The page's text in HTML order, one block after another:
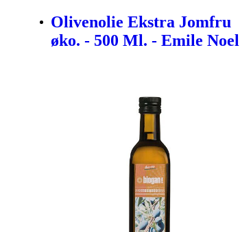
Olivenolie Ekstra Jomfru
øko. - 500 Ml. - Emile Noel